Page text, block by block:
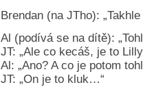
Brendan (na JTho):
Al (podívá se na dítě):
JT: „Ale co kecáš, je to
Al: „Ano? A co je potom
JT: „On je to kluk…“